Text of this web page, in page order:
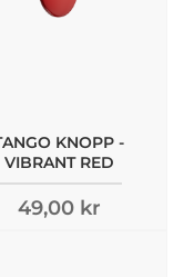
KNOPP -
VIBRANT RED
49,00 kr